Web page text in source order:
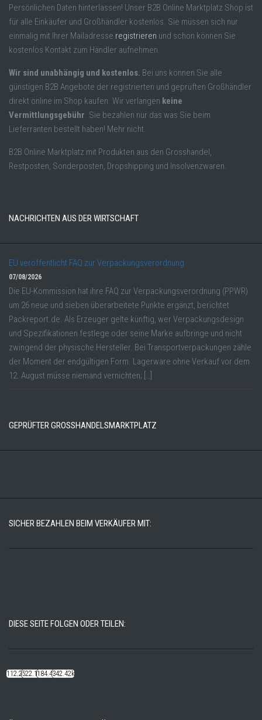
Persönlichen Daten hinterlassen! Unser B2B Online Marktplatz Shop ist
für alle Einkäufer und Großhändler kostenlos. Sie müssen sich nur
einmalig mit Ihrer Mailadresse registrieren und schon können Sie
kostenlos Kontakt zum Händler aufnehmen.
Wir sind unabhängig und kostenlos. Bei uns können Sie alle
günstigen B2B Angebote der registrierten und geprüften Großhändler
direkt online im Shop kaufen. Wir verlangen keine
Vermittlungsgebühr. Sie bezahlen nur das was Sie beim
Lieferranten bestellt haben! Mehr nicht.
B2B Online Marktplatz mit Produkten aus den Grosshandel,
Restposten, Sonderposten, Dropshipping und Insolvenzwaren.
NACHRICHTEN AUS DER WIRTSCHAFT
EU veröffentlicht FAQ zur Verpackungsverordnung
07/08/2026
Die EU-Kommission hat ihre FAQ zur Verpackungsverordnung (PPWR)
um 26 neue und sieben überarbeitete Punkte ergänzt, berichtet
Packreport.de. Als Erzeuger gelte künftig, wer Verpackungsdesign
und Spezifikationen festlege oder seine Marke aufbringe und nicht
zwingend der physische Hersteller. Bei Transportverpackungen zähle
der Moment der endgültigen Form. Lagerware ohne Verkauf vor dem
12. August müsse niemand vernichten; […]
GEPRÜFTER GROSSHANDELSMARKTPLATZ
SICHER BEZAHLEN BEIM VERKÄUFER MIT:
DIESE SEITE FOLGEN ODER TEILEN:
112.22k522.14k184.48k342.42k